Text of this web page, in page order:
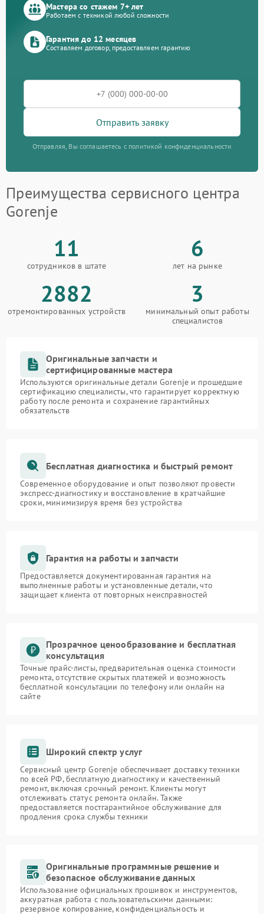
Мастера со стажем 7+ лет
Работаем с техникой любой сложности
Гарантия до 12 месяцев
Составляем договор, предоставляем гарантию
Отправить заявку
Отправляя, Вы соглашаетесь с политикой конфиденциальности
Преимущества сервисного центра
Gorenje
11
сотрудников в штате
6
лет на рынке
2882
отремонтированных устройств
3
минимальный опыт работы
специалистов
Оригинальные запчасти и
сертифицированные мастера
Используются оригинальные детали Gorenje и прошедшие
сертификацию специалисты, что гарантирует корректную
работу после ремонта и сохранение гарантийных
обязательств
Бесплатная диагностика и быстрый ремонт
Современное оборудование и опыт позволяют провести
экспресс-диагностику и восстановление в кратчайшие
сроки, минимизируя время без устройства
Гарантия на работы и запчасти
Предоставляется документированная гарантия на
выполненные работы и установленные детали, что
защищает клиента от повторных неисправностей
Прозрачное ценообразование и бесплатная
консультация
Точные прайс-листы, предварительная оценка стоимости
ремонта, отсутствие скрытых платежей и возможность
бесплатной консультации по телефону или онлайн на
сайте
Широкий спектр услуг
Сервисный центр Gorenje обеспечивает доставку техники
по всей РФ, бесплатную диагностику и качественный
ремонт, включая срочный ремонт. Клиенты могут
отслеживать статус ремонта онлайн. Также
предоставляется постгарантийное обслуживание для
продления срока службы техники
Оригинальные программные решение и
безопасное обслуживание данных
Использование официальных прошивок и инструментов,
аккуратная работа с пользовательскими данными:
резервное копирование, конфиденциальность и